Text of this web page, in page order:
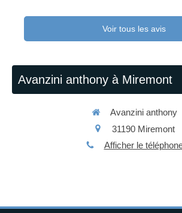
Voir tous les avis
Avanzini anthony à Miremont
Avanzini anthony
31190 Miremont
Afficher le